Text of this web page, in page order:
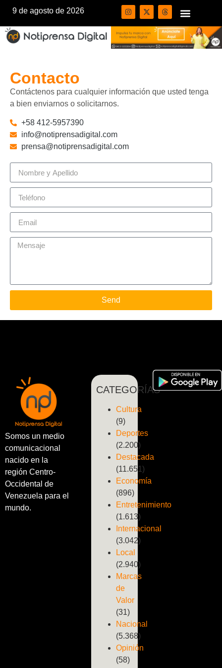
9 de agosto de 2026
Contacto
Contáctenos para cualquier información que usted tenga
a bien enviarnos o solicitarnos.
+58 412-5957390
info@notiprensadigital.com
prensa@notiprensadigital.com
Send
Somos un medio
comunicacional
nacido en la
región Centro-
Occidental de
Venezuela para el
mundo.
CATEGORÍAS
Cultura
(9)
Deportes
(2.200)
Destacada
(11.651)
Economía
(896)
Entretenimiento
(1.613)
Internacional
(3.042)
Local
(2.940)
Marcas
de
Valor
(31)
Nacional
(5.368)
Opinión
(58)